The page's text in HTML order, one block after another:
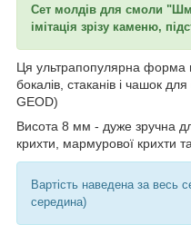
Сет молдів для смоли
імітація зрізу каменю,
Ця ультрапопулярна форма
бокалів, стаканів і чашок для
GEOD)
Висота 8 мм - дуже зручна
крихти, мармурової крихти
Вартість наведена за весь
середина)